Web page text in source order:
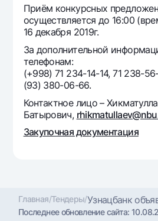
Следите за нами в соцсетях
+998 78 148-00-101344
Приём конкурсных
осуществляется до 16:00
16 декабря 2019г.
За дополнительной
телефонам:
(+998) 71 234-14-14, 71 238-
(93) 380-06-66.
Контактное лицо –
Батырович,
Закупочная документация
Главная/Тендеры/Узнацбанк
Последнее обновление сайта: